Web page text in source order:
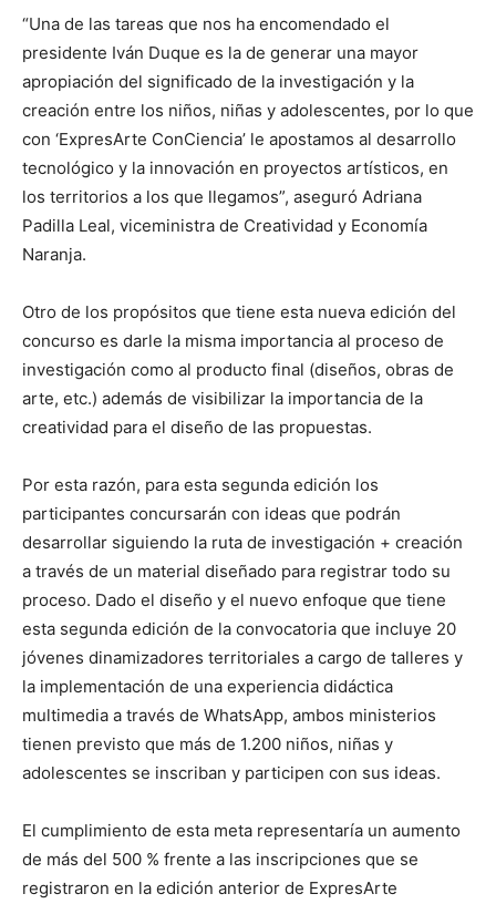
“Una de las tareas que nos ha encomendado el
presidente Iván Duque es la de generar una mayor
apropiación del significado de la investigación y la
creación entre los niños, niñas y adolescentes, por lo que
con ‘ExpresArte ConCiencia’ le apostamos al desarrollo
tecnológico y la innovación en proyectos artísticos, en
los territorios a los que llegamos”, aseguró Adriana
Padilla Leal, viceministra de Creatividad y Economía
Naranja.
Otro de los propósitos que tiene esta nueva edición del
concurso es darle la misma importancia al proceso de
investigación como al producto final (diseños, obras de
arte, etc.) además de visibilizar la importancia de la
creatividad para el diseño de las propuestas.
Por esta razón, para esta segunda edición los
participantes concursarán con ideas que podrán
desarrollar siguiendo la ruta de investigación + creación
a través de un material diseñado para registrar todo su
proceso. Dado el diseño y el nuevo enfoque que tiene
esta segunda edición de la convocatoria que incluye 20
jóvenes dinamizadores territoriales a cargo de talleres y
la implementación de una experiencia didáctica
multimedia a través de WhatsApp, ambos ministerios
tienen previsto que más de 1.200 niños, niñas y
adolescentes se inscriban y participen con sus ideas.
El cumplimiento de esta meta representaría un aumento
de más del 500 % frente a las inscripciones que se
registraron en la edición anterior de ExpresArte